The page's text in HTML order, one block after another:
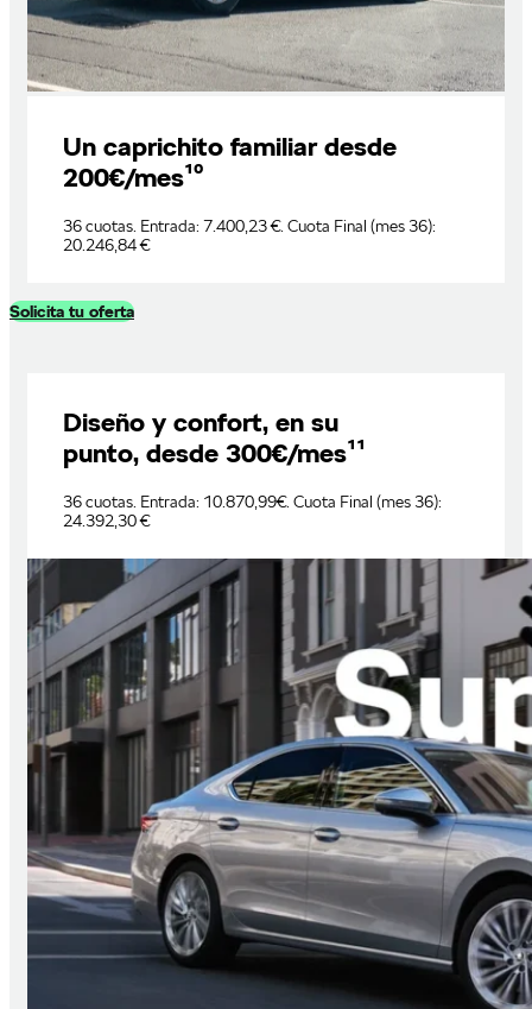
Un caprichito familiar desde
200€/mes¹⁰
36 cuotas. Entrada: 7.400,23 €. Cuota Final (mes 36):
20.246,84 €
Solicita tu oferta
Diseño y confort, en su
punto, desde 300€/mes¹¹
36 cuotas. Entrada: 10.870,99€. Cuota Final (mes 36):
24.392,30 €